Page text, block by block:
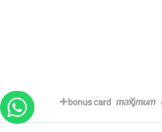
WHATSAPP İLE SİPARİŞ VER